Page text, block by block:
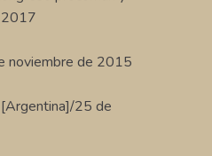
2017
noviembre de 2015
25 de